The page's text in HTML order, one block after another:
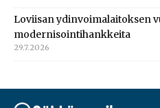
Loviisan ydinvoimalaitoksen
modernisointihankkeita
29.7.2026